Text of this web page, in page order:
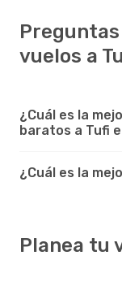
vuelos a
¿Cuál es la
baratos a Tufi
¿Cuál es la
Planea tu